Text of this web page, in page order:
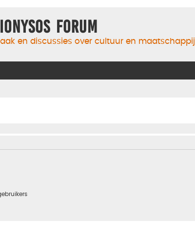
Forum
en discussies over cultuur en maatschappij